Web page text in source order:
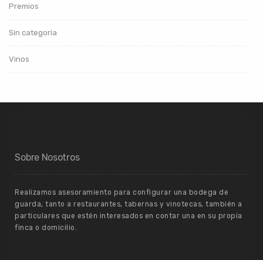
Premios
Sin categoría
Vinos
Sobre Nosotros
Realizamos asesoramiento para configurar una bodega de
guarda, tanto a restaurantes, tabernas y vinotecas, también a
particulares que estén interesados en contar una en su propia
finca o domicilio.